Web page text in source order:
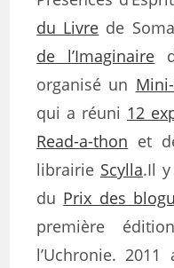
du Livre de
de l’Imaginaire
organisé un
qui a réuni 12
Read-a-thon et
librairie Scylla.Il
du Prix des
première
l’Uchronie. 2011